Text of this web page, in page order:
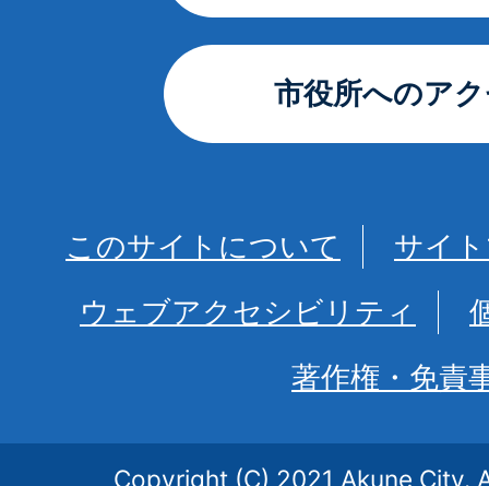
市役所へのア
このサイトについて
サイ
ウェブアクセシビリティ
著作権・免責
Copyright (C) 2021 Akune City.